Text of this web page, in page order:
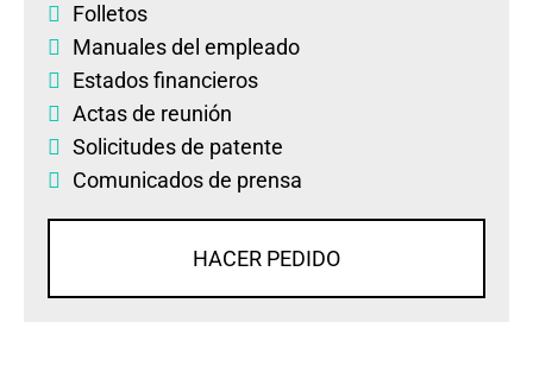
Folletos
Manuales del empleado
Estados financieros
Actas de reunión
Solicitudes de patente
Comunicados de prensa
HACER PEDIDO